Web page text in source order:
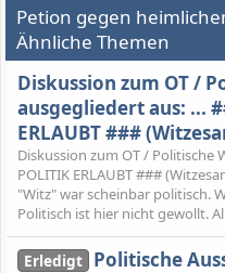
Petion gegen
Ähnliche Themen
Diskussion zum OT /
ausgegliedert aus: ...
ERLAUBT ###
Diskussion zum OT / Politische
POLITIK ERLAUBT ###
"Witz" war scheinbar politisch.
Politisch ist hier nicht gewollt.
Erledigt Politische